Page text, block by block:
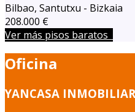
Bilbao, Santutxu - Bizkaia
208.000 €
Ver más pisos baratos
Oficina
YANCASA